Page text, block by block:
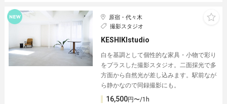
原宿・代々木
撮影スタジオ
KESHIKIstudio
白を基調として個性的な家具・小物で彩り
をプラスした撮影スタジオ。二面採光で多
方面から自然光が差し込みます。駅前なが
ら静かなので同録撮影にも。
16,500円〜/1h